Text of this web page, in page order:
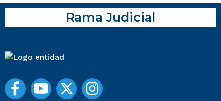
Rama Judicial